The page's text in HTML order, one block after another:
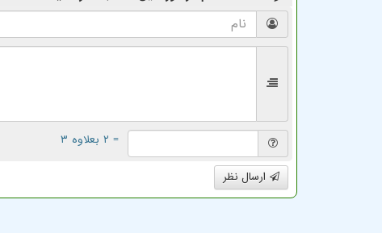
= ۲ بعلاوه ۳
ارسال نظر